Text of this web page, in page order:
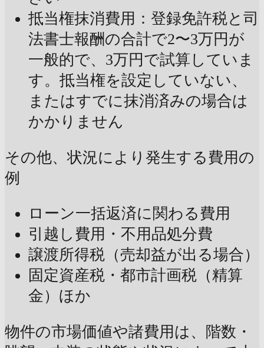
抵当権抹消費用：登録免許税と司
法書士報酬の合計で2〜3万円が
一般的で、3万円で試算していま
す。抵当権を設定していない、
またはすでに抹消済みの場合は
かかりません
その他、状況により発生する費用の
例
ローン一括返済に関わる費用
引越し費用・不用品処分費
譲渡所得税（売却益が出る場合）
固定資産税・都市計画税（精算
金）ほか
物件の市場価値や諸費用は、階数・